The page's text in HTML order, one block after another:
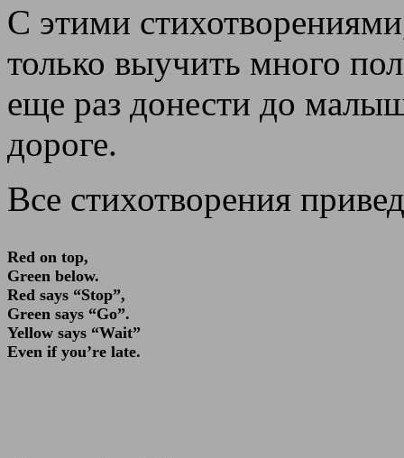
С этими
только выучить много
еще раз донести до
дороге.
Все стихотворения
Red on top,
Green below.
Red says “Stop”,
Green says “Go”.
Yellow says “Wait”
Even if you’re late.